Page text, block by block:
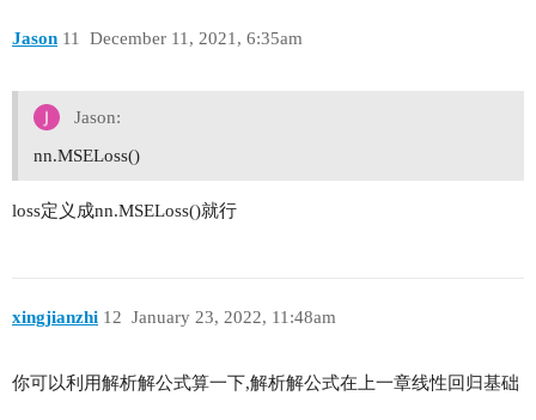
Jason December 11, 2021, 6:35am
11
Jason:
nn.MSELoss()
loss定义成nn.MSELoss()就行
xingjianzhi January 23, 2022, 11:48am
12
你可以利用解析解公式算一下,解析解公式在上一章线性回归基础